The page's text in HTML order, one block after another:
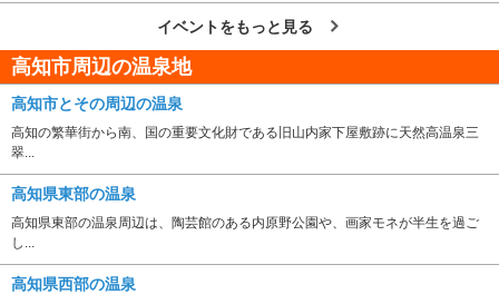
イベントをもっと見る
高知市周辺の温泉地
高知市とその周辺の温泉
高知の繁華街から南、国の重要文化財である旧山内家下屋敷跡に天然高温泉三
翠...
高知県東部の温泉
高知県東部の温泉周辺は、陶芸館のある内原野公園や、画家モネが半生を過ご
し...
高知県西部の温泉